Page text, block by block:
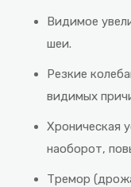
Видимое
шеи.
Резкие
видимых
Хроническая
наоборот,
Тремор